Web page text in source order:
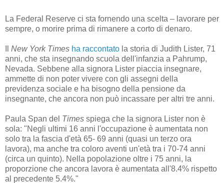
La Federal Reserve ci sta fornendo una scelta – lavorare per
sempre, o morire prima di rimanere a corto di denaro.
New York Times ha raccontato la storia di Judith Lister, 71
anni, che sta insegnando scuola dell'infanzia a Pahrump,
Nevada. Sebbene alla signora Lister piaccia insegnare,
ammette di non poter vivere con gli assegni della
previdenza sociale e ha bisogno della pensione da
insegnante, che ancora non può incassare per altri tre anni.
Paula Span del Times spiega che la signora Lister non è
sola: "Negli ultimi 16 anni l'occupazione è aumentata non
solo tra la fascia d'età 65- 69 anni (quasi un terzo ora
lavora), ma anche tra coloro aventi un'età tra i 70-74 anni
(circa un quinto). Nella popolazione oltre i 75 anni, la
proporzione che ancora lavora è aumentata all'8.4% rispetto
al precedente 5.4%."